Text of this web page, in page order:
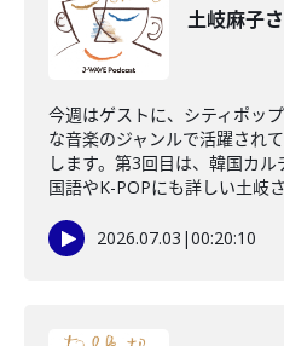
土岐麻子
今週はゲストに、シティポッ
な音楽のジャンルで活躍され
します。第3回目は、韓国カ
国語やK-POPにも詳しい土岐
2026.07.03 |00:20:10